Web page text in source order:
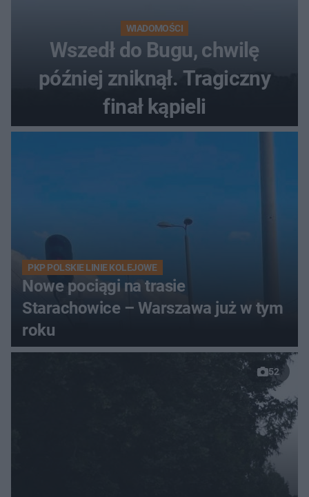
WIADOMOŚCI
Wszedł do Bugu, chwilę
później zniknął. Tragiczny
finał kąpieli
PKP POLSKIE LINIE KOLEJOWE
Nowe pociągi na trasie
Starachowice – Warszawa już w tym
roku
52